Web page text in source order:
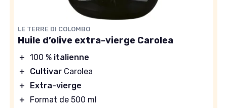
LE TERRE DI COLOMBO
Huile d’olive extra-vierge Carolea
＋ 100 % italienne
＋
Cultivar Carolea
＋
Extra-vierge
＋
Format de 500 ml